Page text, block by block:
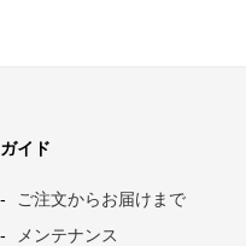
ガイド
ご注文からお届けまで
メンテナンス